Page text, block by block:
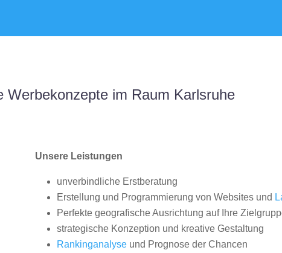
im Raum Karlsruhe
Unsere Leistungen
unverbindliche Erstberatung
Erstellung und Programmierung von Websites und
Perfekte geografische Ausrichtung auf Ihre
strategische Konzeption und kreative Gestaltung
Rankinganalyseund Prognose der Chancen